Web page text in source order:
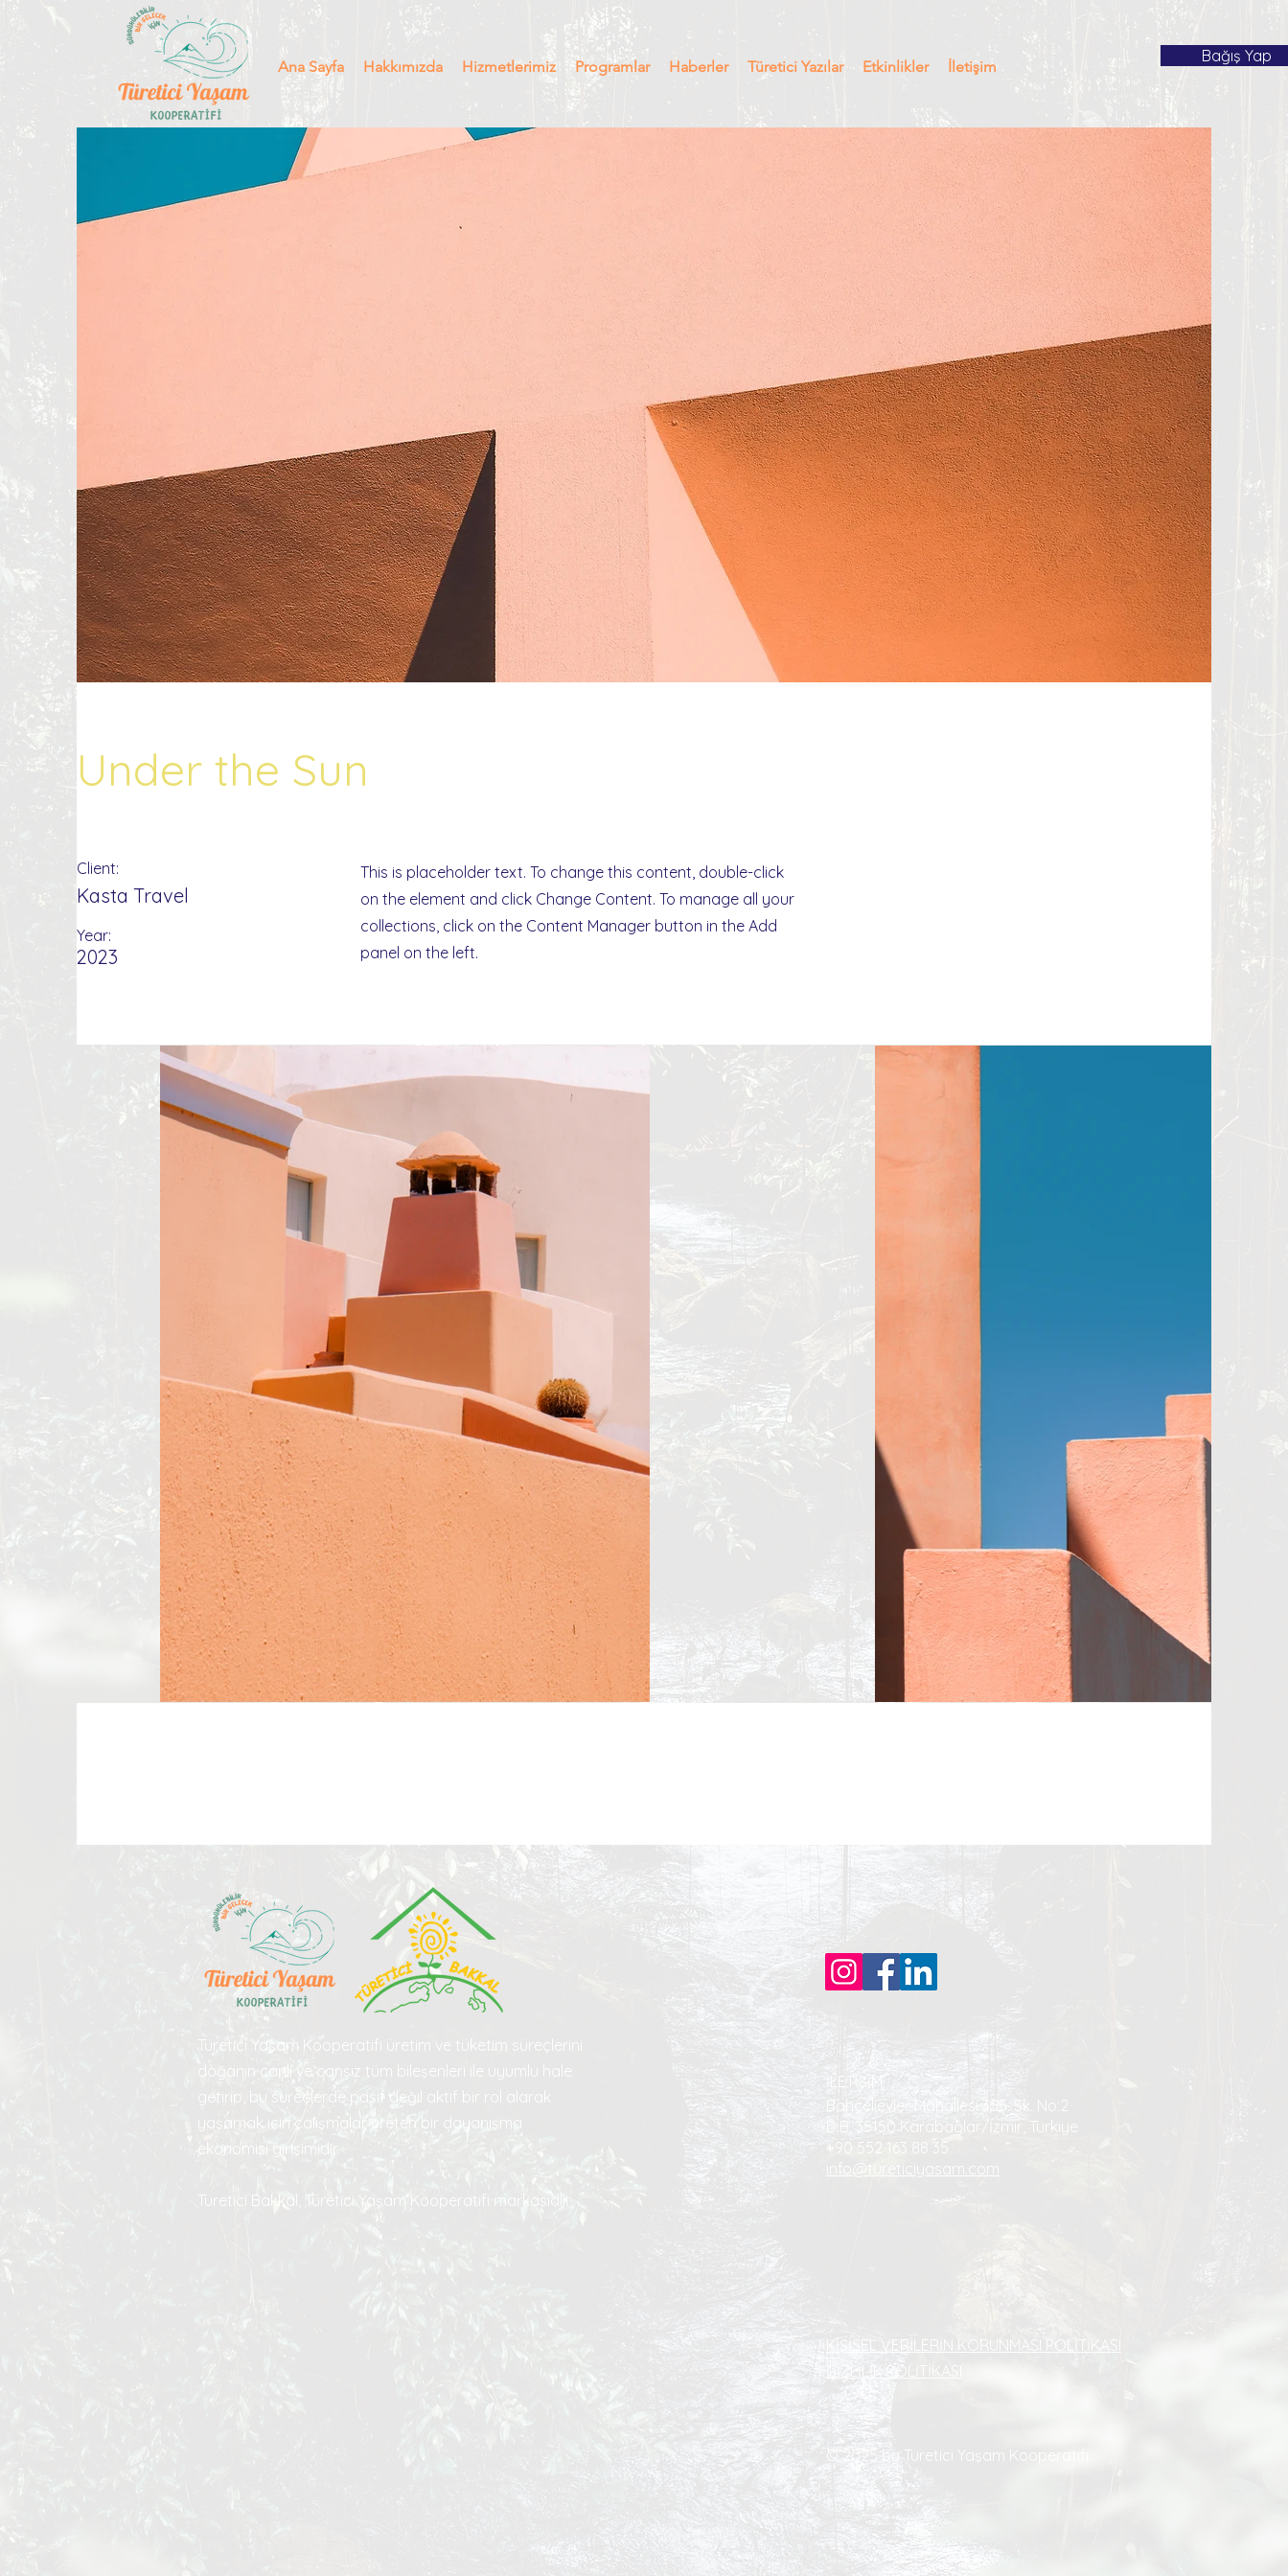
Ana Sayfa Hakkımızda Hizmetlerimiz Programlar Haberler Türetici Yazılar Etkinlikler İletişim
Bağış Yap
Under the Sun
Client:
Kasta Travel
Year:
2023
This is placeholder text. To change this content, double-click
on the element and click Change Content. To manage all your
collections, click on the Content Manager button in the Add
panel on the left.
Türetici Yaşam Kooperatifi üretim ve tüketim süreçlerini
doğanın canlı ve cansız tüm bileşenleri ile uyumlu hale
getirip, bu süreçlerde pasif değil aktif bir rol alarak
yaşamak için çalışmalar üreten bir dayanışma
ekonomisi girişimidir.
Türetici Bakkal, Türetici Yaşam Kooperatifi markasıdır.
İLETİŞİM
Bahçelievler Mahallesi 355. Sk. No:2
D:B, 35150 Karabağlar/İzmir, Türkiye
+90 552 163 88 35
info@tureticiyasam.com
KİŞİSEL VERİLERİN KORUNMASI POLİTİKASI
GİZLİLİK POLİTİKASI
© 2025 by Turetici Yaşam Kooperatifi